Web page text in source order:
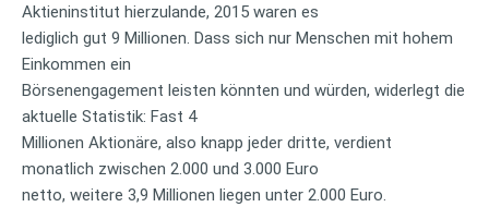
Aktieninstitut hierzulande, 2015 waren es
lediglich gut 9 Millionen. Dass sich nur Menschen mit hohem
Einkommen ein
Börsenengagement leisten könnten und würden, widerlegt die
aktuelle Statistik: Fast 4
Millionen Aktionäre, also knapp jeder dritte, verdient
monatlich zwischen 2.000 und 3.000 Euro
netto, weitere 3,9 Millionen liegen unter 2.000 Euro.